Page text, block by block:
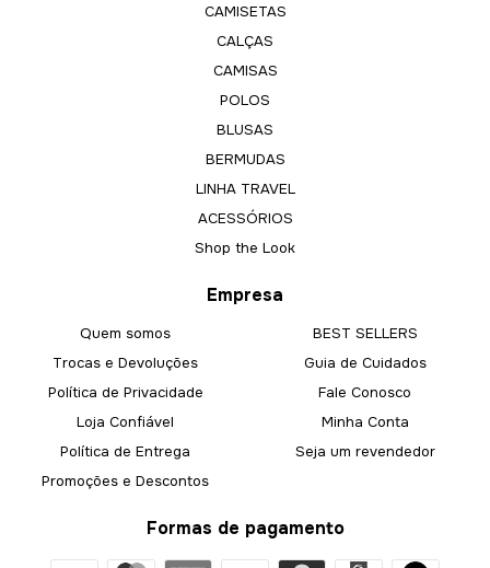
CAMISETAS
CALÇAS
CAMISAS
POLOS
BLUSAS
BERMUDAS
LINHA TRAVEL
ACESSÓRIOS
Shop the Look
Empresa
Quem somos
Trocas e Devoluções
Política de Privacidade
Loja Confiável
Política de Entrega
Promoções e Descontos
BEST SELLERS
Guia de Cuidados
Fale Conosco
Minha Conta
Seja um revendedor
Formas de pagamento